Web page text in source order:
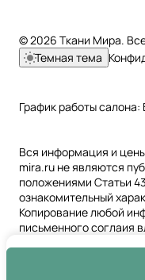
© 2026 Ткани Мира.
Темная тема
График работы салона:
Вся информация и
mira.ru не являются
положениями Статьи
ознакомительный
Копирование любой
письменного соглаия